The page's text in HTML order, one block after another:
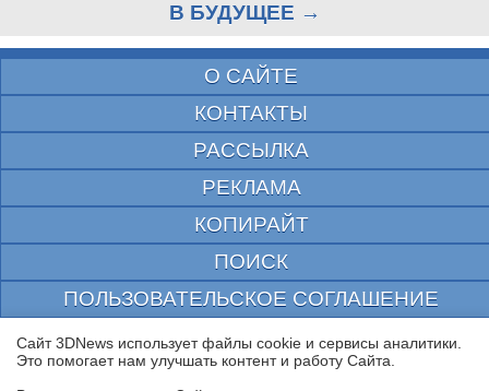
В БУДУЩЕЕ →
О САЙТЕ
КОНТАКТЫ
РАССЫЛКА
РЕКЛАМА
КОПИРАЙТ
ПОИСК
ПОЛЬЗОВАТЕЛЬСКОЕ СОГЛАШЕНИЕ
ЗАЩИЩЕНО CURATOR
© 1997—2026 Электронное периодическое издание "3ДНьюс" | Свидетельство о
Сайт 3DNews использует файлы cookie и сервисы аналитики.
Это помогает нам улучшать контент и работу Cайта.